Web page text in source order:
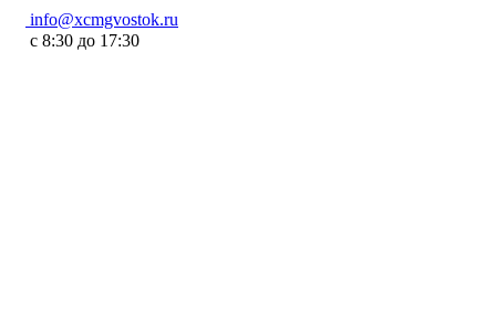
info@xcmgvostok.ru
с 8:30 до 17:30